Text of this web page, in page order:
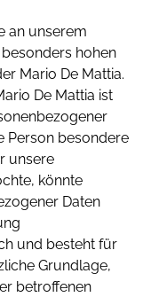
an unserem
hohen
Mario De Mattia.
De Mattia ist
Person besondere
unsere
könnte
Daten
und besteht für
Grundlage,
betroffenen